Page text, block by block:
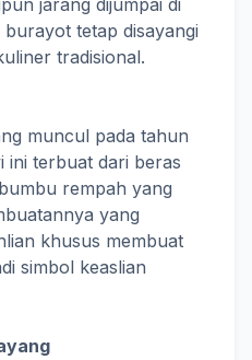
jarang dijumpai di
tetap disayangi
tradisional.
muncul pada tahun
ini terbuat dari beras
rempah yang
yang
khusus membuat
simbol keaslian